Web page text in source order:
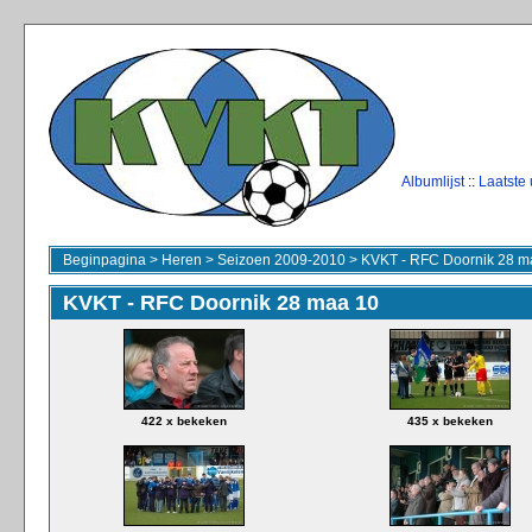
Albumlijst:: Laatste
Beginpagina > Heren > Seizoen 2009-2010 > KVKT - RFC Doornik 28
KVKT - RFC Doornik 28 maa 10
422 x bekeken 435 x bekeken